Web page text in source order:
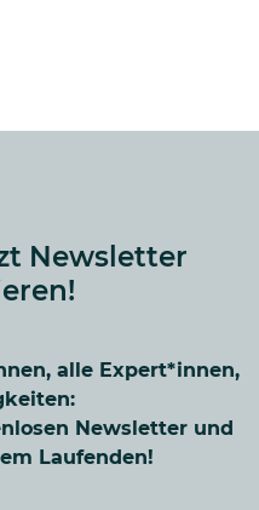
Newsletter
alle Expert*innen,
Newsletter und
Laufenden!